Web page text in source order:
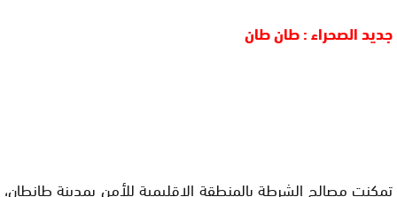
جديد الصحراء : طان طان
تمكنت مصالح الشرطة بالمنطقة الإقليمية للأمن بمدينة طانطان،